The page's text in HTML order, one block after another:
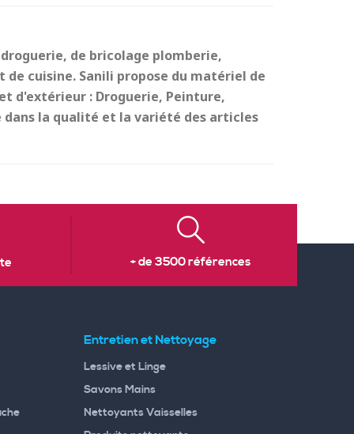
de bricolage plomberie,
cuisine. Sanili propose du matériel de
d'extérieur : Droguerie, Peinture,
la qualité et la variété des articles
+ de 3500 références
Entretien et Nettoyage
Lessive et Linge
Savons Mains
Nettoyants Vaisselles